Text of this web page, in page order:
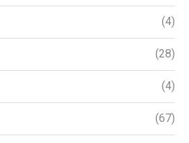
(4)
(28)
(4)
(67)